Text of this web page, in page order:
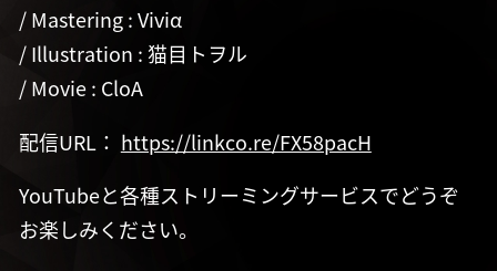
/ Mastering : Viviα
/ Illustration : 猫目トヲル
/ Movie : CloA
配信URL： https://linkco.re/FX58pacH
YouTubeと各種ストリーミングサービスでどうぞ
お楽しみください。